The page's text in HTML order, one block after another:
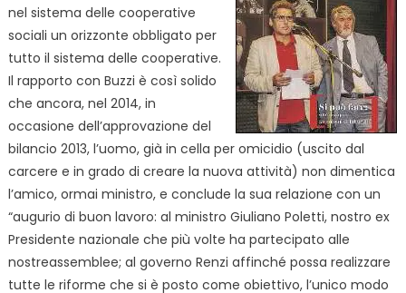
nel sistema delle cooperative
sociali un orizzonte obbligato per
tutto il sistema delle cooperative.
Il rapporto con Buzzi è così solido
che ancora, nel 2014, in
occasione dell’approvazione del
bilancio 2013, l’uomo, già in cella per omicidio (uscito dal
carcere e in grado di creare la nuova attività) non dimentica
l’amico, ormai ministro, e conclude la sua relazione con un
“augurio di buon lavoro: al ministro Giuliano Poletti, nostro ex
Presidente nazionale che più volte ha partecipato alle
nostreassemblee; al governo Renzi affinché possa realizzare
tutte le riforme che si è posto come obiettivo, l’unico modo